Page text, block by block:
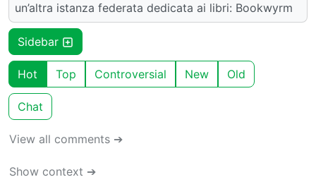
un’altra istanza federata dedicata ai libri: Bookwyrm
Sidebar
Hot Top Controversial New Old
Chat
View all comments ➔
Show context ➔